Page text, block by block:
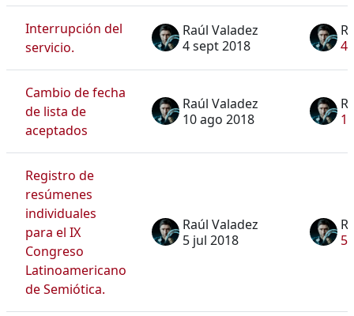
Interrupción del
servicio.
Raúl Valadez
4 sept 2018
4
Cambio de fecha
de lista de
aceptados
Raúl Valadez
10 ago 2018
Registro de
resúmenes
individuales
para el IX
Congreso
Latinoamericano
de Semiótica.
Raúl Valadez
5 jul 2018
5